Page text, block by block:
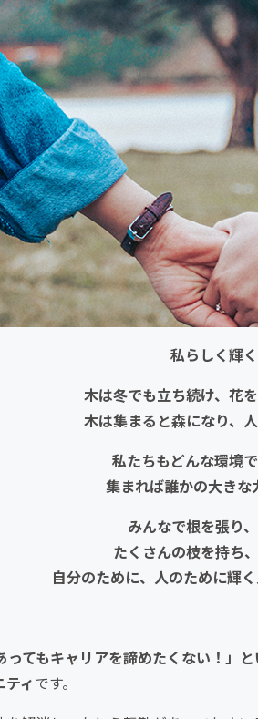
私らしく輝
木は冬でも立ち続け、花
木は集まると森になり、
私たちもどんな環境
集まれば誰かの大きな
みんなで根を張り
たくさんの枝を持ち
自分のために、人のために輝
ってもキャリアを諦めたくない！」
ィです。